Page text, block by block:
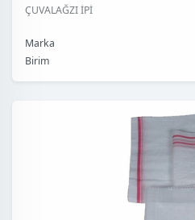
ÇUVALAĞZI İPİ
Marka
Birim